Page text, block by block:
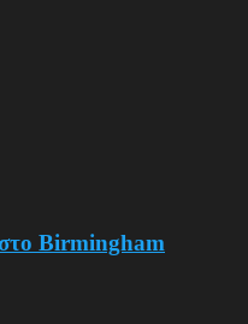
Birmingham